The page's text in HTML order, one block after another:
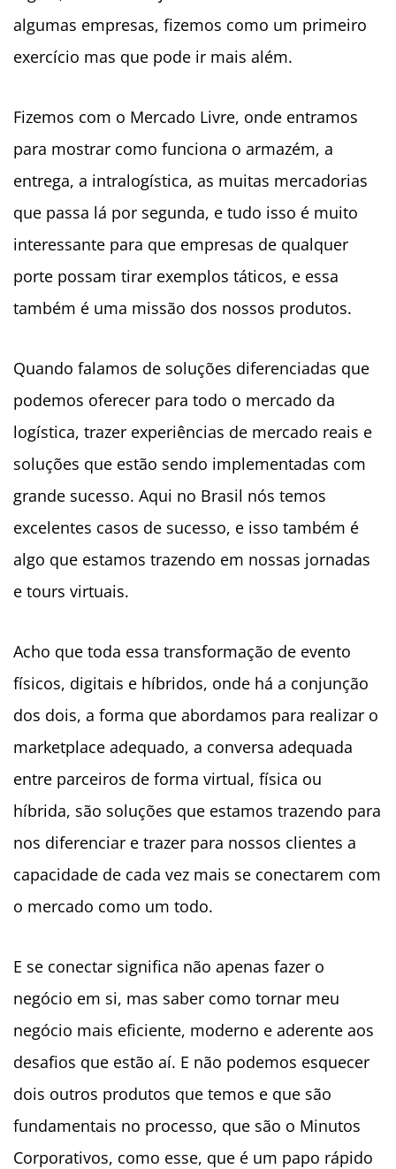
algumas empresas, fizemos como um primeiro
exercício mas que pode ir mais além.
Fizemos com o Mercado Livre, onde entramos
para mostrar como funciona o armazém, a
entrega, a intralogística, as muitas mercadorias
que passa lá por segunda, e tudo isso é muito
interessante para que empresas de qualquer
porte possam tirar exemplos táticos, e essa
também é uma missão dos nossos produtos.
Quando falamos de soluções diferenciadas que
podemos oferecer para todo o mercado da
logística, trazer experiências de mercado reais e
soluções que estão sendo implementadas com
grande sucesso. Aqui no Brasil nós temos
excelentes casos de sucesso, e isso também é
algo que estamos trazendo em nossas jornadas
e tours virtuais.
Acho que toda essa transformação de evento
físicos, digitais e híbridos, onde há a conjunção
dos dois, a forma que abordamos para realizar o
marketplace adequado, a conversa adequada
entre parceiros de forma virtual, física ou
híbrida, são soluções que estamos trazendo para
nos diferenciar e trazer para nossos clientes a
capacidade de cada vez mais se conectarem com
o mercado como um todo.
E se conectar significa não apenas fazer o
negócio em si, mas saber como tornar meu
negócio mais eficiente, moderno e aderente aos
desafios que estão aí. E não podemos esquecer
dois outros produtos que temos e que são
fundamentais no processo, que são o Minutos
Corporativos, como esse, que é um papo rápido